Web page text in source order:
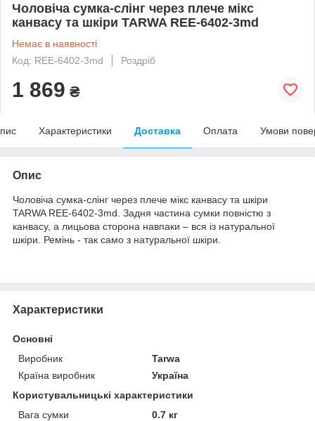
Чоловіча сумка-слінг через плече мікс
канвасу та шкіри TARWA REE-6402-3md
Немає в наявності
Код: REE-6402-3md
Роздріб
1 869 ₴
Характеристики Доставка Оплата Умови
Опис
Чоловіча сумка-слінг через плече мікс канвасу та шкіри
TARWA REE-6402-3md. Задня частина сумки повністю з
канвасу, а лицьова сторона навпаки – вся із натуральної
шкіри. Ремінь - так само з натуральної шкіри.
Характеристики
Основні
Виробник
Tarwa
Країна виробник
Україна
Користувальницькі характеристики
Вага сумки
0.7 кг